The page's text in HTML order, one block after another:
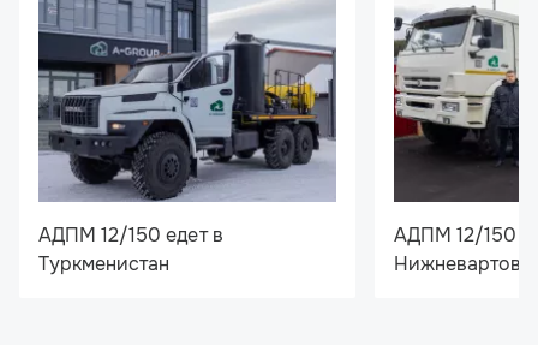
АДПМ 12/150 едет в
Туркменистан
АДПМ 12/150